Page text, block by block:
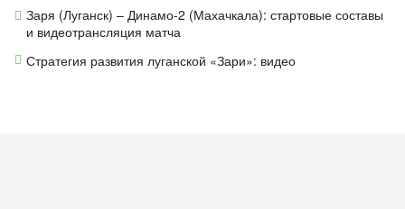
Заря (Луганск) – Динамо-2 (Махачкала): стартовые составы
и видеотрансляция матча
Стратегия развития луганской «Зари»: видео